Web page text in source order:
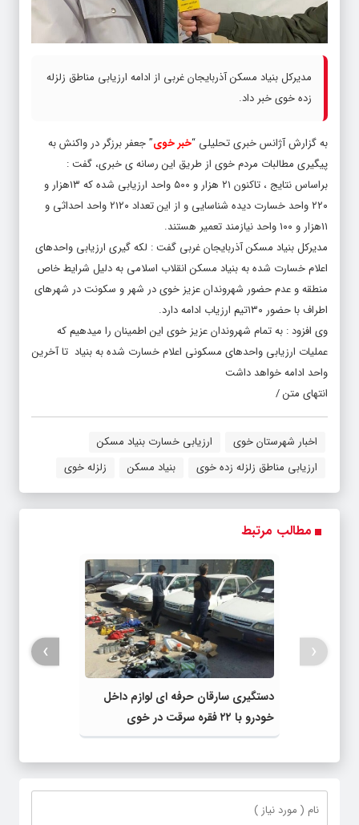
مدیرکل بنیاد مسکن آذربایجان غربی از ادامه ارزیابی مناطق زلزله
زده خوی خبر داد.
به گزارش آژانس خبری تحلیلی “خبر خوی” جعفر برزگر در واکنش‌ به
پیگیری مطالبات مردم خوی از طریق این رسانه ی خبری، گفت :
براساس نتایج ، تاکنون ۲۱ هزار و ۵۰۰ واحد ارزیابی شده که ۱۳هزار و
۲۲۰ واحد خسارت دیده شناسایی و از این تعداد ۲۱۲۰ واحد احداثی و
۱۱هزار و ۱۰۰ واحد نیازمند تعمیر هستند.
مدیرکل بنیاد مسکن آذربایجان غربی گفت : لکه گیری ارزیابی واحدهای
اعلام خسارت شده به بنیاد مسکن انقلاب اسلامی به دلیل شرایط خاص
منطقه و عدم حضور شهروندان عزیز خوی در شهر و سکونت در شهرهای
اطراف با حضور ۱۳۰تیم ارزیاب ادامه دارد.
وی افزود : به تمام شهروندان عزیز خوی این اطمینان را میدهیم که
عملیات ارزیابی واحدهای مسکونی اعلام خسارت شده به بنیاد تا آخرین
واحد ادامه خواهد داشت
انتهای متن /
اخبار شهرستان خوی
ارزیابی خسارت بنیاد مسکن
ارزیابی مناطق زلزله زده خوی
بنیاد مسکن زلزله خوی
مطالب مرتبط
دستگیری سارقان حرفه ای لوازم داخل
خودرو با ۲۲ فقره سرقت در خوی
‹
›